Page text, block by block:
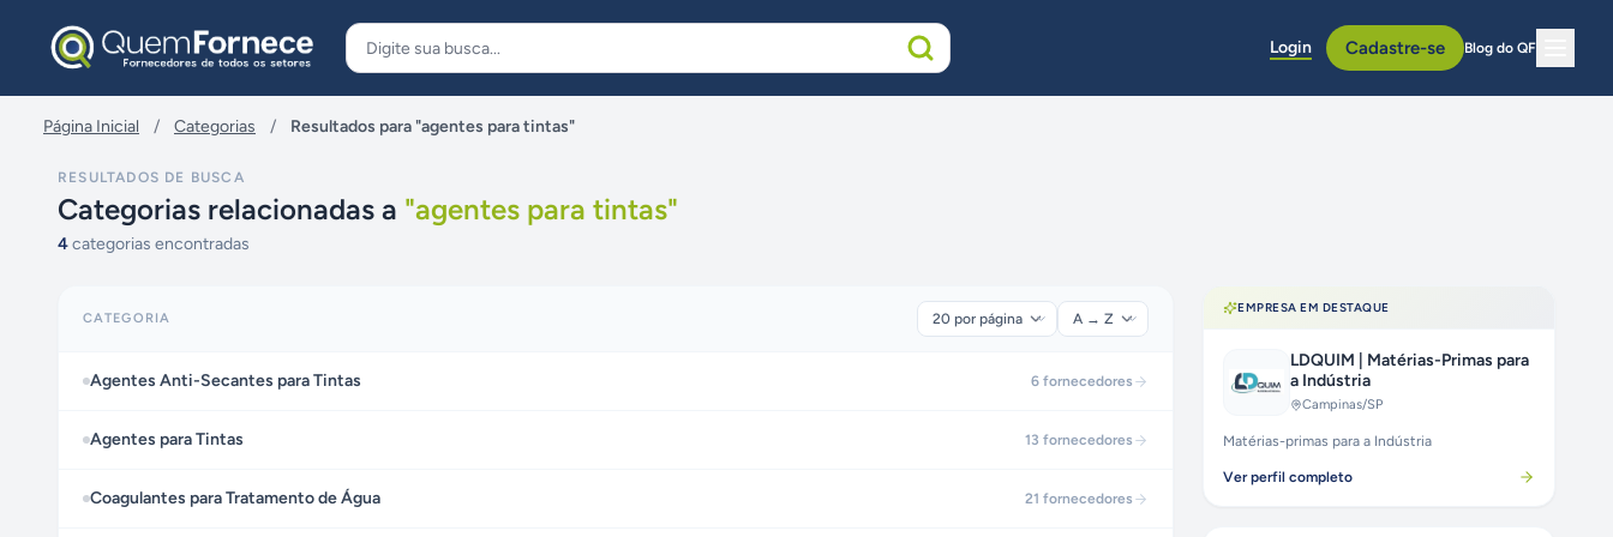
Login Cadastre-se Blog do QF
Página Inicial / Categorias / Resultados para "agentes para tintas"
RESULTADOS DE BUSCA
Categorias relacionadas a "agentes para tintas"
4categorias encontradas
CATEGORIA
Agentes Anti-Secantes para Tintas 6 fornecedores
Agentes para Tintas 13 fornecedores
Coagulantes para Tratamento de Água 21 fornecedores
EMPRESA EM DESTAQUE
LDQUIM | Matérias-Primas para
a Indústria
Campinas/SP
Matérias-primas para a Indústria
Ver perfil completo